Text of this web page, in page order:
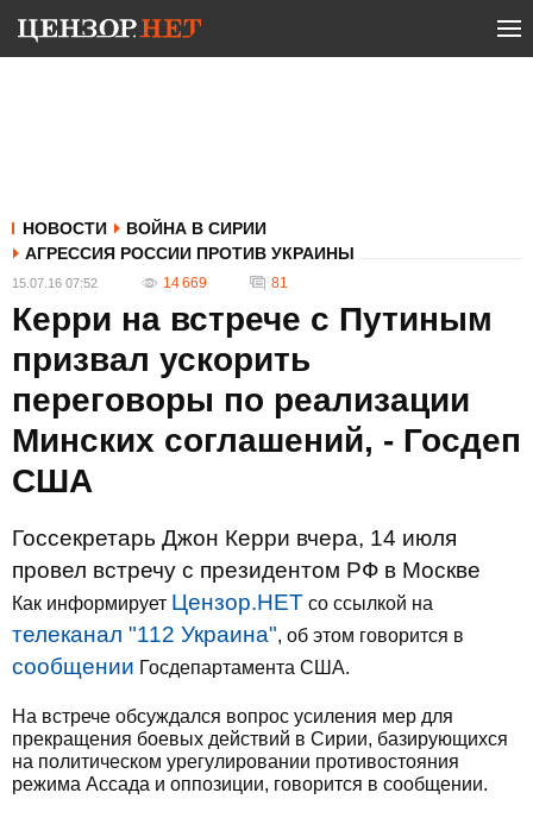
НОВОСТИ
ВОЙНА В СИРИИ
АГРЕССИЯ РОССИИ ПРОТИВ УКРАИНЫ
15.07.16 07:52 14 669 81
Керри на встрече с Путиным
призвал ускорить
переговоры по реализации
Минских соглашений, - Госдеп
США
Госсекретарь Джон Керри вчера, 14 июля
провел встречу с президентом РФ в Москве
Как информирует Цензор.НЕТ со ссылкой на
телеканал "112 Украина", об этом говорится в
сообщении Госдепартамента США.
На встрече обсуждался вопрос усиления мер для
прекращения боевых действий в Сирии, базирующихся
на политическом урегулировании противостояния
режима Ассада и оппозиции, говорится в сообщении.